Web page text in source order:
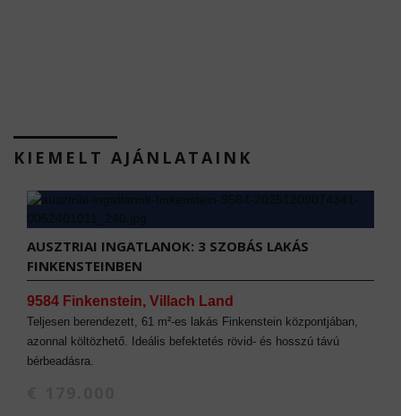
KIEMELT AJÁNLATAINK
AUSZTRIAI INGATLANOK: 3 SZOBÁS LAKÁS
FINKENSTEINBEN
9584 Finkenstein, Villach Land
Teljesen berendezett, 61 m²-es lakás Finkenstein központjában,
azonnal költözhető. Ideális befektetés rövid- és hosszú távú
bérbeadásra.